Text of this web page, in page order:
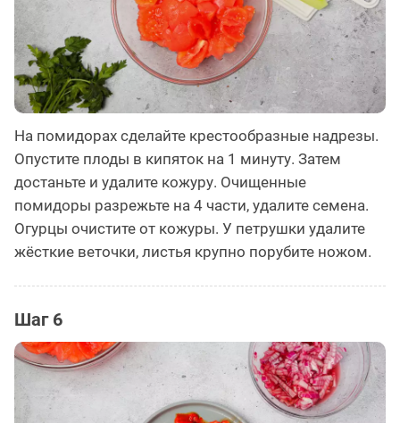
На помидорах сделайте крестообразные надрезы.
Опустите плоды в кипяток на 1 минуту. Затем
достаньте и удалите кожуру. Очищенные
помидоры разрежьте на 4 части, удалите семена.
Огурцы очистите от кожуры. У петрушки удалите
жёсткие веточки, листья крупно порубите ножом.
Шаг 6